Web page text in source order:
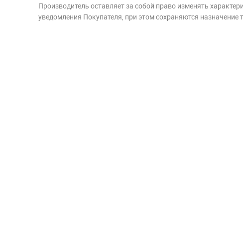
Производитель оставляет за собой право изменять
уведомления Покупателя, при этом сохраняются назначение